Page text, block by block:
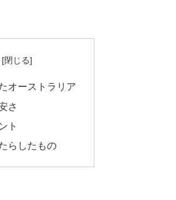
オーストラリア
さ
ト
らしたもの